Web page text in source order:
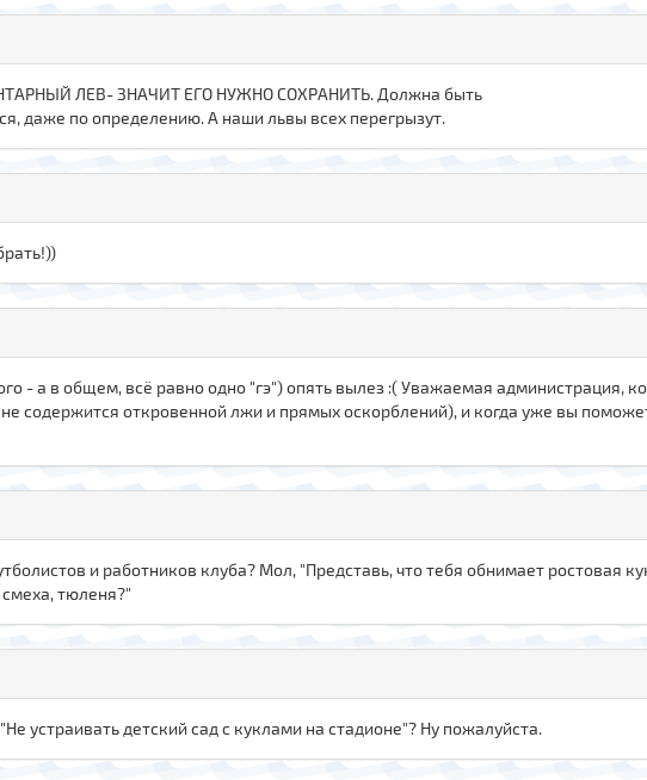
ЛЕВ- ЗНАЧИТ ЕГО НУЖНО СОХРАНИТЬ. Должна быть
даже по определению. А наши львы всех перегрызут.
- а в общем, всё равно одно "гэ") опять вылез :( Уважаемая администрация,
содержится откровенной лжи и прямых оскорблений), и когда уже вы
и работников клуба? Мол, "Представь, что тебя обнимает ростовая
тюленя?"
устраивать детский сад с куклами на стадионе"? Ну пожалуйста.